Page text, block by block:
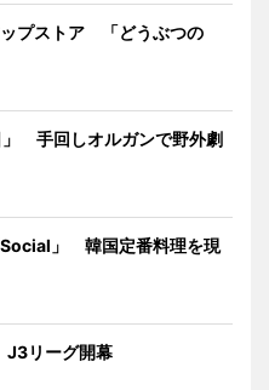
プストア 「どうぶつの
手回しオルガンで野外劇
Social」 韓国定番料理を現
リーグ開幕